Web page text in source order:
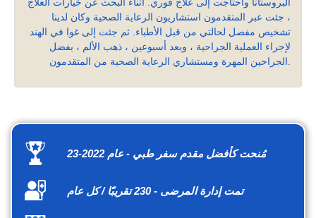
، جئت عبر المتقدمون استشاريون الرعاية الصحية وكان لدينا
تشخيص مفصل لحالتي من قبل الأطباء. ثم جئت إلى غوا في الهند
لإجراء العملية الجراحية ، وبعد أسبوعين ، ذهب الألم ، بفضل
مُنحت كأفضل مقدم سفر طبي - عام 2022-23
تمت إدارة المرضى - 230 تقريبًا / كل عام